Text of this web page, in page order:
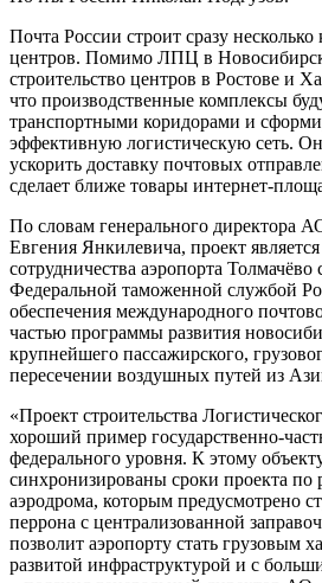
Почта России строит сразу
центров. Помимо ЛПЦ в
строительство центров в Ростове и
что производственные комплексы
транспортными коридорами и
эффективную логистическую сеть.
ускорить доставку почтовых
сделает ближе товары интернет-
По словам генерального директора
Евгения Янкилевича, проект
сотрудничества аэропорта
Федеральной таможенной службой
обеспечения международного
частью программы развития
крупнейшего пассажирского,
пересечении воздушных путей из
«Проект строительства
хороший пример государственно-
федерального уровня. К этому
синхронизированы сроки проекта по
аэродрома, которым предусмотрено
перрона с централизованной
позволит аэропорту стать грузовым
развитой инфраструктурой и с